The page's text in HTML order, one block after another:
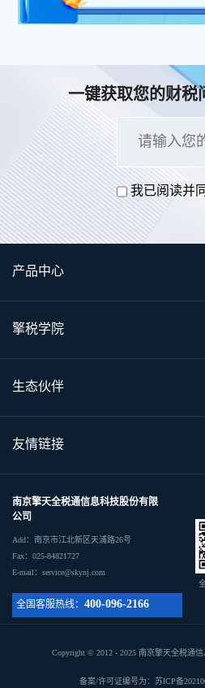
一键获取您的财税
我已阅读并
产品中心
擎税学院
生态伙伴
友情链接
南京擎天全税通信息科技股份有限
公司
Add：南京市江北新区天浦路26号
Fax：025-84821727
E-mail：service@skynj.com
全国客服热线： 400-096-2166
Copyright © 2012 - 2025 南京擎天全税通
备案/许可证编号为：苏ICP备